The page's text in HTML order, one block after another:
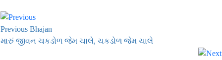
Previous Bhajan
મારું જીવન ચકડોળ જેમ ચાલે, ચકડોળ જેમ ચાલે